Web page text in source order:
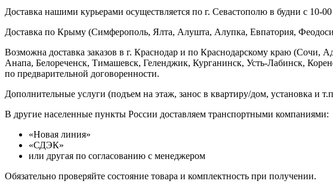
Доставка нашими курьерами осуществляется по г. Севастополю в будни с 10-
Доставка по Крыму (Симферополь, Ялта, Алушта, Алупка, Евпатория, Феодосия
Возможна доставка заказов в г. Краснодар и по Краснодарскому краю
Анапа, Белореченск, Тимашевск, Геленджик, Курганинск, Усть-Лабинск,
по предварительной договоренности.
Дополнительные услуги (подъем на этаж, занос в квартиру/дом, установка и
В другие населенные пункты России доставляем транспортными компаниями:
«Новая линия»
«СДЭК»
или другая по согласованию с менеджером
Обязательно проверяйте состояние товара и комплектность при получении.